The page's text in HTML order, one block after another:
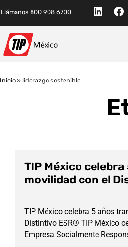
Llámanos 800 908 6700
Inicio » liderazgo sostenible
TIP México
movilidad con el
TIP México celebra 5 años
Distintivo ESR® TIP México
Empresa Socialmente